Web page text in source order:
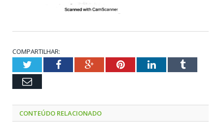
COMPARTILHAR:
TwitterFacebookGoogle+PinterestLinkedInTumblr
Email
CONTEÚDO RELACIONADO